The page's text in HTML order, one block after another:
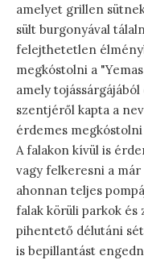
amelyet grillen
sült burgonyával
felejthetetlen
megkóstolni a
amely tojássárgájából
szentjéről kapta a
érdemes
A falakon kívül is
vagy felkeresni a
ahonnan teljes
falak körüli parkok és
pihentető délutáni
is bepillantást